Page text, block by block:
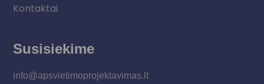
Kontaktai
Susisiekime
info@apsvietimoprojektavimas.lt